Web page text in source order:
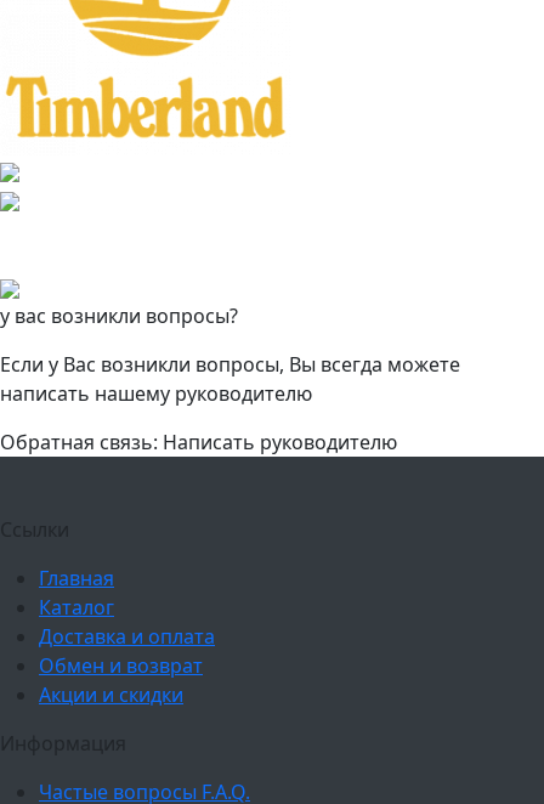
у вас возникли вопросы?
Если у Вас возникли вопросы, Вы всегда можете
написать нашему руководителю
Обратная связь: Написать руководителю
Ссылки
Главная
Каталог
Доставка и оплата
Обмен и возврат
Акции и скидки
Информация
Частые вопросы F.A.Q.